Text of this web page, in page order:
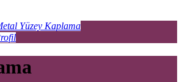
Yüzey Kaplama